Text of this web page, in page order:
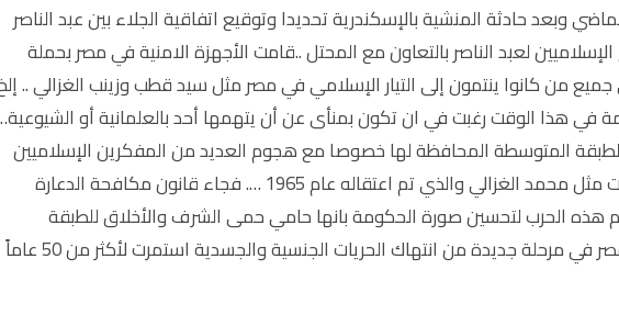
وبعد حادثة المنشية بالإسكندرية تحديدا وتوقيع اتفاقية الجلاء بين عبد الناصر
الإسلاميين لعبد الناصر بالتعاون مع المحتل ..قامت الأجهزة الامنية في مصر بحملة
من كانوا ينتمون إلى التيار الإسلامي في مصر مثل سيد قطب وزينب الغزالي ..
في هذا الوقت رغبت في ان تكون بمنأى عن أن يتهمها أحد بالعلمانية أو
المتوسطة المحافظة لها خصوصا مع هجوم العديد من المفكرين الإسلاميين
على عبدالناصر في هذا الوقت مثل محمد الغزالي والذي تم اعتقاله عام 1965 …. فجاء قانون مكافحة الدعارة
1961 في خضم هذه الحرب لتحسين صورة الحكومة بانها حامي حمى الشرف والأخلاق للطبقة
المحافظة في مصر لتدخل مصر في مرحلة جديدة من انتهاك الحريات الجنسية والجسدية استمرت لأكثر من 50 عاماً